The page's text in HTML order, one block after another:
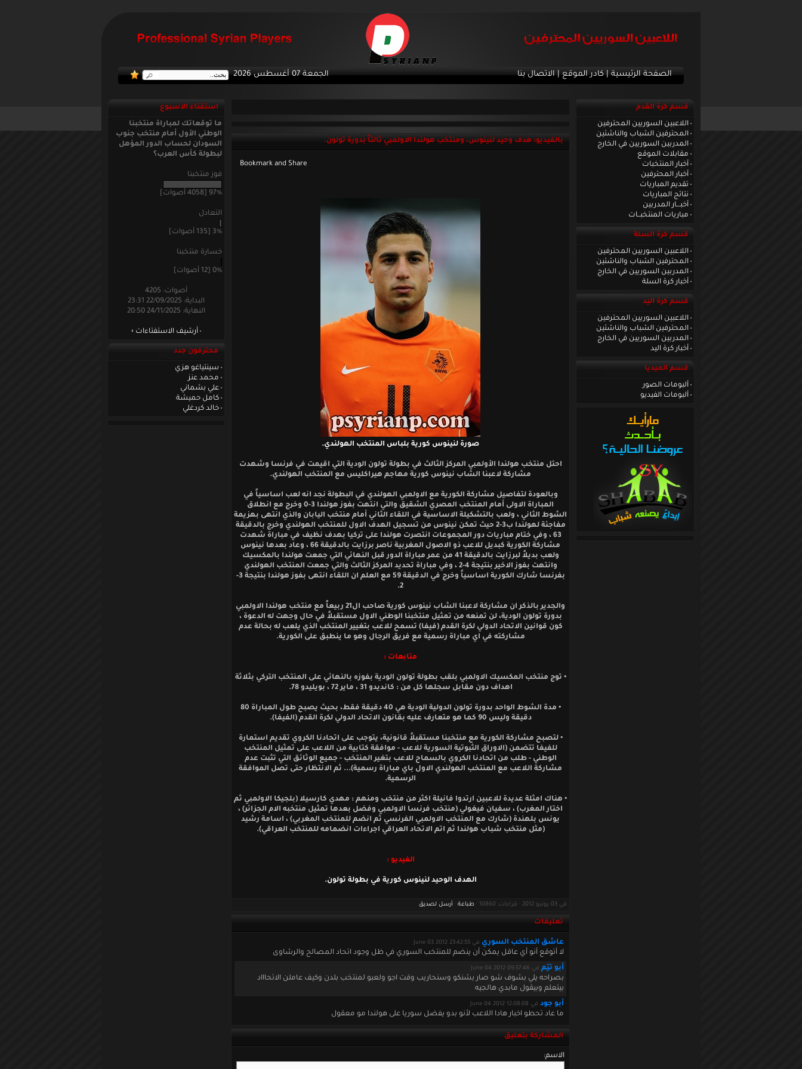
الجمعة 07 أغسطس 2026 الصفحة الرئيسية|كادر الموقع|الاتصال بنا
قسم كرة القدم
اللاعبين السوريين المحترفين
المحترفين الشباب والناشئين
المدربين السوريين في الخارج
مقابلات الموقع
أخبار المنتخبات
أخبار المحترفين
تقديم المباريات
نتائج المباريات
أخبـــار المدربين
مباريات المنتخبــات
قسم كرة السلة
اللاعبين السوريين المحترفين
المحترفين الشباب والناشئين
المدربين السوريين في الخارج
أخبار كرة السلة
قسم كرة اليد
اللاعبين السوريين المحترفين
المحترفين الشباب والناشئين
المدربين السوريين في الخارج
أخبار كرة اليد
قسم الميديا
ألبومات الصور
ألبومات الفيديو
بالفيديو: هدف وحيد لنينوس، ومنتخب هولندا الاولمبي ثالثاً بدورة تولون.
صورة لنينوس كورية بلباس المنتخب الهولندي.
احتل منتخب هولندا الأولمبي المركز الثالث في بطولة تولون الودية التي اقيمت في فرنسا وشهدت
مشاركة لاعبنا الشاب نينوس كورية مهاجم هيراكليس مع المنتخب الهولندي.
وبالعودة لتفاصيل مشاركة الكورية مع الاولمبي الهولندي في البطولة نجد انه لعب اساسياً في
المباراة الاولى أمام المنتخب المصري الشقيق والتي انتهت بفوز هولندا 3-0 وخرج مع انطلاق
الشوط الثاني ، ولعب بالتشكيلة الاساسية في اللقاء الثاني أمام منتخب اليابان والذي انتهى بهزيمة
مفاجئة لهولندا ب3-2 حيث تمكن نينوس من تسجيل الهدف الاول للمنتخب الهولندي وخرج بالدقيقة
63 ، وفي ختام مباريات دور المجموعات انتصرت هولندا على تركيا بهدف نظيف في مباراة شهدت
مشاركة الكورية كبديل للاعب ذو الاصول المغربية ناصر برزايت بالدقيقة 66 ، وعاد بعدها نينوس
ولعب بديلاً لبرزايت بالدقيقة 41 من عمر مباراة الدور قبل النهائي التي جمعت هولندا بالمكسيك
وانتهت بفوز الاخير بنتيجة 4-2 ، وفي مباراة تحديد المركز الثالث والتي جمعت المنتخب الهولندي
بفرنسا شارك الكورية اساسياً وخرج في الدقيقة 59 مع العلم ان اللقاء انتهى بفوز هولندا بنتيجة 3-
2.
والجدير بالذكر ان مشاركة لاعبنا الشاب نينوس كورية صاحب ال21 ربيعاً مع منتخب هولندا الاولمبي
بدورة تولون الودية، لن تمنعه من تمثيل منتخبنا الوطني الاول مستقبلاً في حال وجهت له الدعوة ،
كون قوانين الاتحاد الدولي لكرة القدم (فيفا) تسمح للاعب بتغيير المنتخب الذي يلعب له بحالة عدم
مشاركته في اي مباراة رسمية مع فريق الرجال وهو ما ينطبق على الكورية.
متابعات :
• توج منتخب المكسيك الاولمبي بلقب بطولة تولون الودية بفوزه بالنهائي على المنتخب التركي بثلاثة
اهداف دون مقابل سجلها كل من : كانديدو 31 ، ماير 72 ، بويليدو 78.
• مدة الشوط الواحد بدورة تولون الدولية الودية هي 40 دقيقة فقط، بحيث يصبح طول المباراة 80
دقيقة وليس 90 كما هو متعارف عليه بقانون الاتحاد الدولي لكرة القدم (الفيفا).
• لتصبح مشاركة الكورية مع منتخبنا مستقبلاً قانونية، يتوجب على اتحادنا الكروي تقديم استمارة
للفيفا تتضمن (الاوراق الثبوتية السورية للاعب - موافقة كتابية من اللاعب على تمثيل المنتخب
الوطني - طلب من اتحادنا الكروي بالسماح للاعب بتغير المنتخب - جميع الوثائق التي تثبت عدم
مشاركة اللاعب مع المنتخب الهولندي الاول باي مباراة رسمية)... ثم الانتظار حتى تصل الموافقة
الرسمية.
• هناك امثلة عديدة للاعبين ارتدوا فانيلة اكثر من منتخب ومنهم : مهدي كارسيلا (بلجيكا الاولمبي ثم
اختار المغرب) ، سفيان فيغولي (منتخب فرنسا الاولمبي وفضل بعدها تمثيل منتخبه الام الجزائر) ،
يونس بلهندة (شارك مع المنتخب الاولمبي الفرنسي ثم انضم للمنتخب المغربي) ، اسامة رشيد
(مثل منتخب شباب هولندا ثم اتم الاتحاد العراقي اجراءات انضمامه للمنتخب العراقي).
الفيديو :
الهدف الوحيد لنينوس كورية في بطولة تولون.
في 03 يونيو 2012 · قراءات: 10860 · طباعة أرسل لصديق
تعليقات
عاشق المنتخب السوري في June 03 2012 23:42:55
لا أتوقع أنو أي عاقل يمكن أن ينضم للمنتخب السوري في ظل وجود اتحاد المصالح والرشاوى
أبو تيَم في June 04 2012 09:57:46
بصراحه يلي بشوف شو صار بشنكو وسنحاريب وقت اجو ولعبو لمنتخب بلدن وكيف عاملن الاتحاااد
بيتعلم وبيقول مابدي هالجيه
أبو جود في June 04 2012 12:08:08
ما عاد تحطو اخبار هادا اللاعب لأنو بدو يفضل سوريا على هولندا مو معقول
المشاركة بتعليق
الاسم:
استفتاء الاسبوع
ما توقعاتك لمباراة منتخبنا
الوطني الأول أمام منتخب جنوب
السودان لحساب الدور المؤهل
لبطولة كأس العرب؟
فوز منتخبنا
97% [4058 أصوات]
التعادل
3% [135 أصوات]
خسارة منتخبنا
0% [12 أصوات]
أصوات: 4205
البداية: 22/09/2025 23:31
النهاية: 24/11/2025 20:50
أرشيف الاستفتاءات
محترفون جدد
سينتياغو هزي
محمد عنز
علي بشماني
كامل حميشة
خالد كردغلي